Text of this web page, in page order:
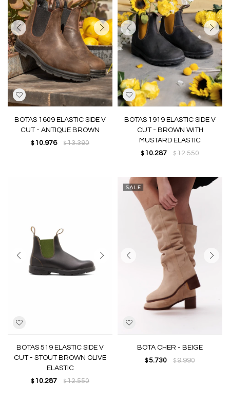
BOTAS 1609 ELASTIC SIDE V
CUT - ANTIQUE BROWN
$ 10.976 $13.390
BOTAS 1919 ELASTIC SIDE V
CUT - BROWN WITH
MUSTARD ELASTIC
$ 10.287 $12.550
BOTAS 519 ELASTIC SIDE V
CUT - STOUT BROWN OLIVE
ELASTIC
$ 10.287 $12.550
BOTA CHER - BEIGE
$ 5.730 $9.990